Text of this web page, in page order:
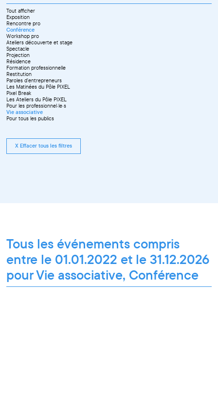
Tout afficher
Exposition
Rencontre pro
Conférence
Workshop pro
Ateliers découverte et stage
Spectacle
Projection
Résidence
Formation professionnelle
Restitution
Paroles d'entrepreneurs
Les Matinées du Pôle PIXEL
Pixel Break
Les Ateliers du Pôle PIXEL
Pour les professionnel·le·s
Vie associative
Pour tous les publics
X Effacer tous les filtres
Tous les événements compris
entre le 01.01.2022 et le 31.12.2026
pour Vie associative, Conférence